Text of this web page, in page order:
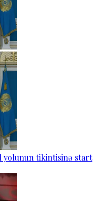
yolunun tikintisinə start